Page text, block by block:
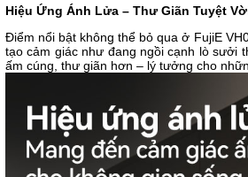
Hiệu Ứng Ánh Lửa – Thư Giãn Tuyệt
Điểm nổi bật không thể bỏ qua ở FujiE
tạo cảm giác như đang ngồi cạnh lò sưởi
ấm cúng, thư giãn hơn – lý tưởng cho